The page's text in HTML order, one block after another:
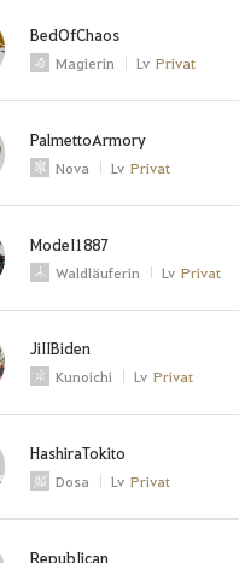
BedOfChaos
Magierin Lv Privat
PalmettoArmory
Nova Lv Privat
ModeI1887
Waldläuferin Lv Privat
JiIIBiden
Kunoichi Lv Privat
HashiraTokito
Dosa Lv Privat
RepubIican